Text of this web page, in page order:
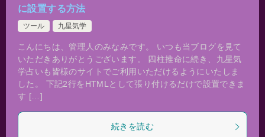
に設置する方法
ツール 九星気学
こんにちは、管理人のみなみです。 いつも当ブログを見て
いただきありがとうございます。 四柱推命に続き、九星気
学占いも皆様のサイトでご利用いただけるようにいたしま
した。 下記2行をHTMLとして張り付けるだけで設置できま
す […]
続きを読む